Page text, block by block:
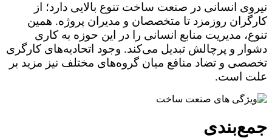
نیروی انسانی در صنعت ساخت تنوع بالایی دارد؛ از
کارگران روزمزد تا متخصصان و مدیران پروژه. همین
تنوع، مدیریت منابع انسانی را در این حوزه به کاری
دشوار و پرچالش تبدیل می‌کند. وجود اتحادیه‌های کارگری
تخصصی و تضاد منافع میان گروه‌های مختلف نیز مزید بر
علت است.
جمع‌بندی